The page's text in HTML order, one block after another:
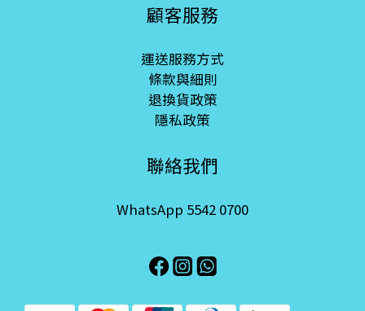
顧客服務
運送服務方式
條款與細則
退換貨政策
隱私政策
聯絡我們
WhatsApp 5542 0700